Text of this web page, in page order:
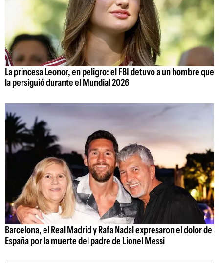
La princesa Leonor, en peligro: el FBI detuvo a un hombre que
la persiguió durante el Mundial 2026
Barcelona, el Real Madrid y Rafa Nadal expresaron el dolor de
España por la muerte del padre de Lionel Messi